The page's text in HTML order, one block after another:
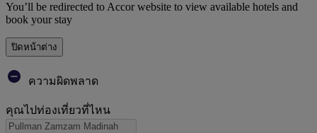
You’ll be redirected to Accor website to view available hotels and
book your stay
ปิดหน้าต่าง
ความผิดพลาด
คุณไปท่องเที่ยวที่ไหน